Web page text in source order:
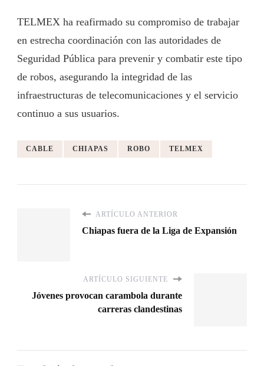
TELMEX ha reafirmado su compromiso de trabajar
en estrecha coordinación con las autoridades de
Seguridad Pública para prevenir y combatir este tipo
de robos, asegurando la integridad de las
infraestructuras de telecomunicaciones y el servicio
continuo a sus usuarios.
CABLE CHIAPAS ROBO TELMEX
ARTÍCULO ANTERIOR
Chiapas fuera de la Liga de Expansión
ARTÍCULO SIGUIENTE
Jóvenes provocan carambola durante
carreras clandestinas